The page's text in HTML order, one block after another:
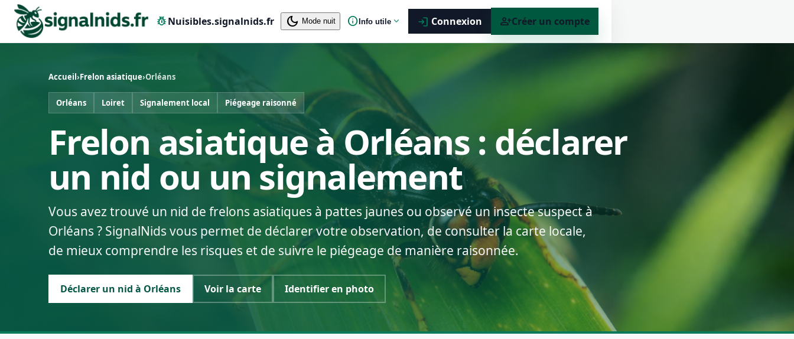
pest_controlNuisibles.signalnids.fr dark_mode Mode nuit infoInfo utile expand_more login Connexion person_addCréer un compte
Accueil›Frelon asiatique›Orléans
Orléans Loiret Signalement local Piégeage raisonné
Frelon asiatique à Orléans : déclarer
un nid ou un signalement
Vous avez trouvé un nid de frelons asiatiques à pattes jaunes ou observé un insecte suspect à
Orléans ? SignalNids vous permet de déclarer votre observation, de consulter la carte locale,
de mieux comprendre les risques et de suivre le piégeage de manière raisonnée.
Déclarer un nid à Orléans Voir la carte Identifier en photo